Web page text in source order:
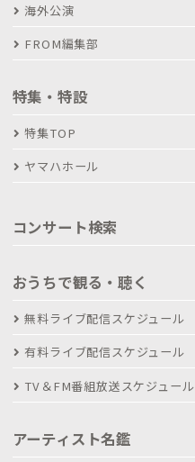
海外公演
FROM編集部
特集・特設
特集TOP
ヤマハホール
コンサート検索
おうちで観る・聴く
無料ライブ配信スケジュール
有料ライブ配信スケジュール
TV＆FM番組放送スケジュール
アーティスト名鑑